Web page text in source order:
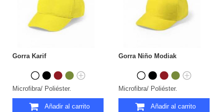
Gorra Karif
Microfibra/ Poliéster.
Añadir al carrito
Gorra Niño Modiak
Microfibra/ Poliéster.
Añadir al carrito